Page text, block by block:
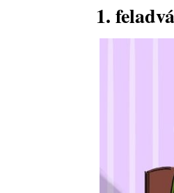
1.